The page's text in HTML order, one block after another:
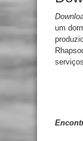
um